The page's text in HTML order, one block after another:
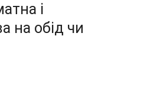
і
на обід чи